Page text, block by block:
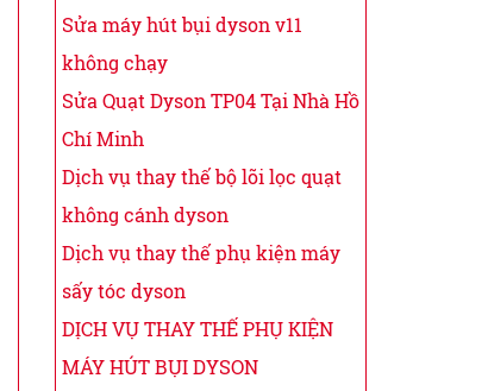
Sửa máy hút bụi dyson v11
không chạy
Sửa Quạt Dyson TP04 Tại Nhà Hồ
Chí Minh
Dịch vụ thay thế bộ lõi lọc quạt
không cánh dyson
Dịch vụ thay thế phụ kiện máy
sấy tóc dyson
DỊCH VỤ THAY THẾ PHỤ KIỆN
MÁY HÚT BỤI DYSON